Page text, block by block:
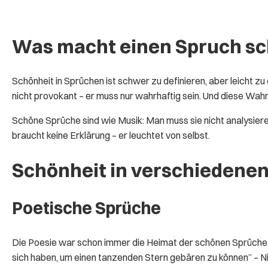
Was macht einen Spruch
Schönheit in Sprüchen ist schwer zu definieren, aber leicht
nicht provokant – er muss nur wahrhaftig sein. Und diese
Schöne Sprüche sind wie Musik: Man muss sie nicht
braucht keine Erklärung – er leuchtet von selbst.
Schönheit in
Poetische Sprüche
Die Poesie war schon immer die Heimat der schönen
sich haben, um einen tanzenden Stern gebären zu können”